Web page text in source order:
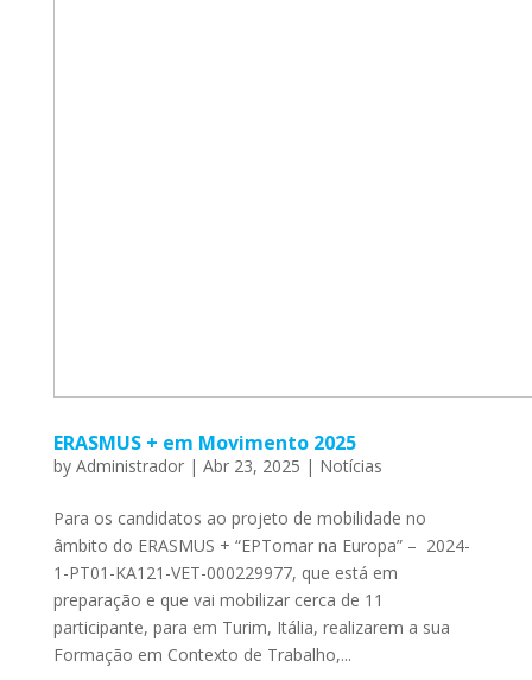
ERASMUS + em Movimento 2025
by Administrador| Abr 23, 2025 | Notícias
Para os candidatos ao projeto de mobilidade no
âmbito do ERASMUS + “EPTomar na Europa” – 2024-
1-PT01-KA121-VET-000229977, que está em
preparação e que vai mobilizar cerca de 11
participante, para em Turim, Itália, realizarem a sua
Formação em Contexto de Trabalho,...